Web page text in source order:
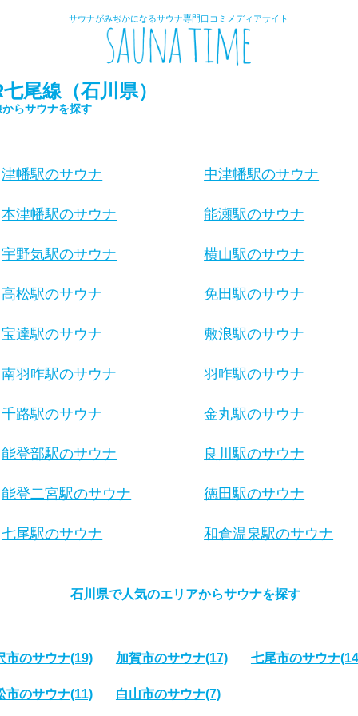
サウナがみぢかになるサウナ専門口コミメディアサイト
尾線（石川県）
からサウナを探す
津幡駅のサウナ 中津幡駅のサウナ
本津幡駅のサウナ 能瀬駅のサウナ
宇野気駅のサウナ 横山駅のサウナ
高松駅のサウナ 免田駅のサウナ
宝達駅のサウナ 敷浪駅のサウナ
南羽咋駅のサウナ 羽咋駅のサウナ
千路駅のサウナ 金丸駅のサウナ
能登部駅のサウナ 良川駅のサウナ
能登二宮駅のサウナ 徳田駅のサウナ
七尾駅のサウナ 和倉温泉駅のサウナ
石川県で人気のエリアからサウナを探す
市のサウナ(19) 加賀市のサウナ(17) 七尾市のサウナ
市のサウナ(11) 白山市のサウナ(7)